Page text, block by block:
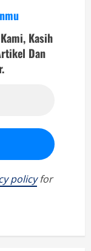
Kasih
Dan
policyfor